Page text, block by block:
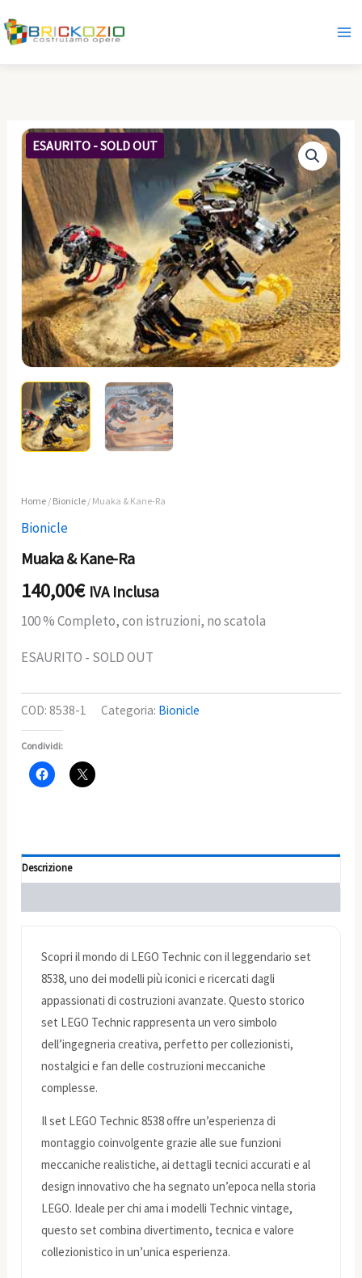
al
ESAURITO - SOLD OUT
Home / Bionicle / Muaka & Kane-Ra
Bionicle
Muaka & Kane-Ra
140,00€ IVA Inclusa
100 % Completo, con istruzioni, no scatola
ESAURITO - SOLD OUT
COD:8538-1 Categoria: Bionicle
Condividi:
Descrizione
Scopri il mondo di LEGO Technic con il leggendario set
8538, uno dei modelli più iconici e ricercati dagli
appassionati di costruzioni avanzate. Questo storico
set LEGO Technic rappresenta un vero simbolo
dell’ingegneria creativa, perfetto per collezionisti,
nostalgici e fan delle costruzioni meccaniche
complesse.
Il set LEGO Technic 8538 offre un’esperienza di
montaggio coinvolgente grazie alle sue funzioni
meccaniche realistiche, ai dettagli tecnici accurati e al
design innovativo che ha segnato un’epoca nella storia
LEGO. Ideale per chi ama i modelli Technic vintage,
questo set combina divertimento, tecnica e valore
collezionistico in un’unica esperienza.